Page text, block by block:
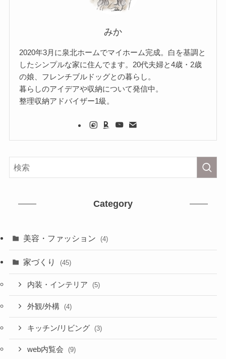
みか
2020年3月に泉北ホームでマイホーム完成。白を基調と
したシンプルな家に住んでます。20代夫婦と4歳・2歳
の娘、フレンチブルドッグとの暮らし。
暮らしのアイデアや収納について発信中。
整理収納アドバイザー1級。
Category
美容・ファッション (4)
家づくり (45)
内装・インテリア (5)
外観/外構 (4)
キッチン/リビング (3)
web内覧会 (9)